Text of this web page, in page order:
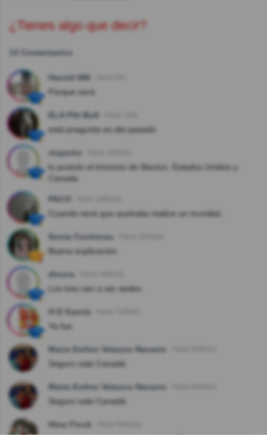
¿Tienes algo que decir?
13 Comentarios
Harold MN
Porque será.
ELA Pitt Bull
está pregunta es del pasado
riojanito
lo postulo el trinomio de Mexico, Estados Unidos y
Canada
PACO
Cuando será que australia realice un mundial...
Sonia Contreras
Buena explicación.
dinora
Los tres van a ser sedes
H D García
Ya fue.
Maria Esther Velasco Navarro
Seguro sale Canadá
Maria Esther Velasco Navarro
Seguro sale Canadá
Hina Finck